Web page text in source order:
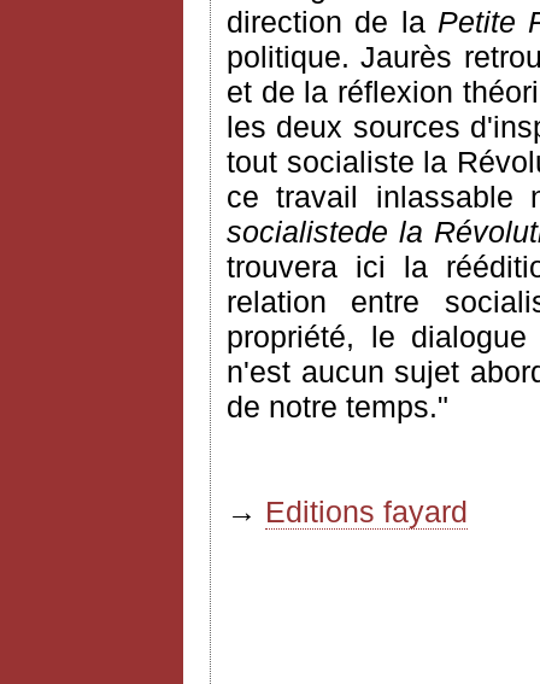
direction de la Petite
politique.Jaurès
et de la réflexion
les deux sources
tout socialiste la
ce travail inlassable
socialistede la
trouvera ici la
relation entre
propriété, le
n'est aucun sujet
de notre temps."
→ Editions fayard